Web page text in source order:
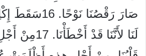
صَارَ رَقْصُنَا
لَنَا لأَنَّنَا قَدْ